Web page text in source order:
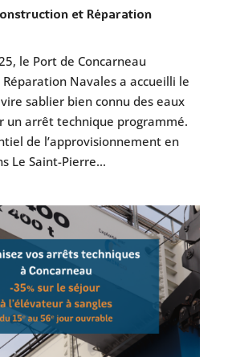
et Réparation
le Port de Concarneau
Navales a accueilli le
sablier bien connu des eaux
un arrêt technique programmé.
de l’approvisionnement en
Le Saint-Pierre...